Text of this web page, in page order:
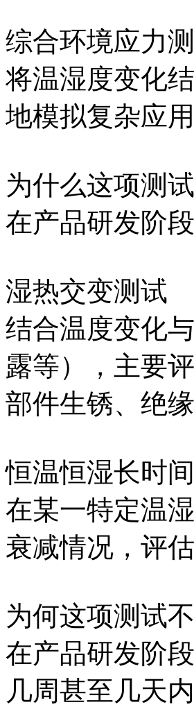
综合环境应力
将温湿度变化
地模拟复杂应
为什么这项测
在产品研发阶
湿热交变测试
结合温度变化
露等），主要
部件生锈、绝
恒温恒湿长时
在某一特定温
衰减情况，评
为何这项测试
在产品研发阶
几周甚至几天